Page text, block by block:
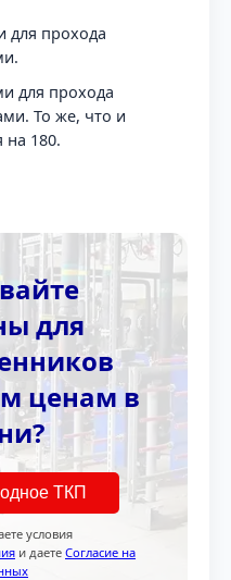
для прохода
для прохода
То же, что и
на 180.
для
ценам в
ТКП
условия
и даете Согласие на